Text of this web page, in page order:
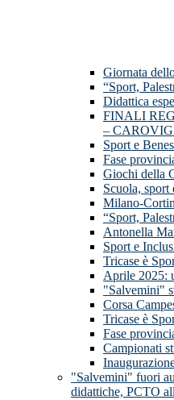
Giornata
“Sport,
Didattica
FINALI
–
Sport e
Fase
Giochi della
Scuola,
Milano-
“Sport,
Antonella
Sport e
Tricase è
Aprile 2025:
"Salvemini"
Corsa
Tricase è
Fase
Campionati
"Salvemini" fuori
didattiche, PCTO